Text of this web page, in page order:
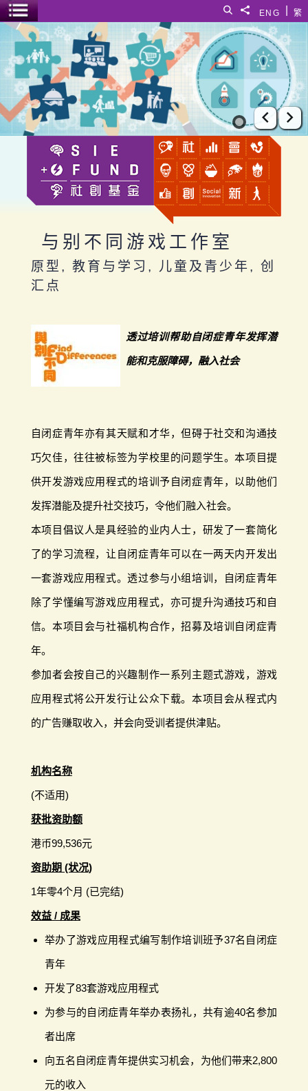
繁
ENG
分享給
搜寻
菜单开关
与别不同游戏工作室
上一张
下
与别不同游戏工作室
原型, 教育与学习, 儿童及青少年, 创
汇点
透过培训帮助自闭症青年发挥潜
能和克服障碍，融入社会
自闭症青年亦有其天赋和才华，但碍于社交和沟通技
巧欠佳，往往被标签为学校里的问题学生。本项目提
供开发游戏应用程式的培训予自闭症青年，以助他们
发挥潜能及提升社交技巧，令他们融入社会。
本项目倡议人是具经验的业内人士，研发了一套简化
了的学习流程，让自闭症青年可以在一两天内开发出
一套游戏应用程式。透过参与小组培训，自闭症青年
除了学懂编写游戏应用程式，亦可提升沟通技巧和自
信。本项目会与社福机构合作，招募及培训自闭症青
年。
参加者会按自己的兴趣制作一系列主题式游戏，游戏
应用程式将公开发行让公众下载。本项目会从程式内
的广告赚取收入，并会向受训者提供津贴。
机构名称
(不适用)
获批资助额
港币99,536元
资助期 (状况)
1年零4个月 (已完结)
效益 / 成果
举办了游戏应用程式编写制作培训班予37名自闭症
青年
开发了83套游戏应用程式
为参与的自闭症青年举办表扬礼，共有逾40名参加
者出席
向五名自闭症青年提供实习机会，为他们带来2,800
元的收入